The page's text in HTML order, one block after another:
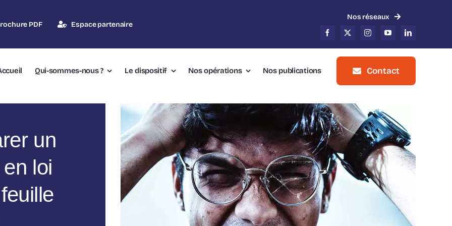
PDF Espace partenaire
Nos réseaux
Qui-sommes-nous ? Le dispositif Nos opérations Nos publications Contact
un
loi